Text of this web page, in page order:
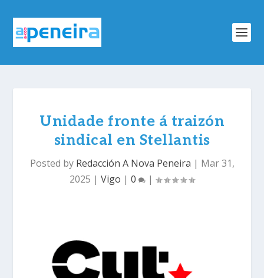
Unidade fronte á traizón
sindical en Stellantis
Posted by Redacción A Nova Peneira | Mar 31,
2025 | Vigo | 0 |